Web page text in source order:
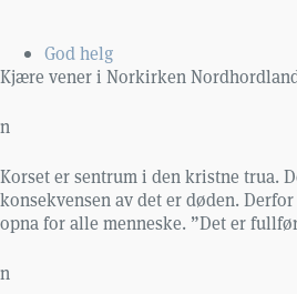
God helg
Kjære vener i Norkirken
n
Korset er sentrum i den kristne trua.
konsekvensen av det er døden.
opna for alle menneske. ”Det er
n